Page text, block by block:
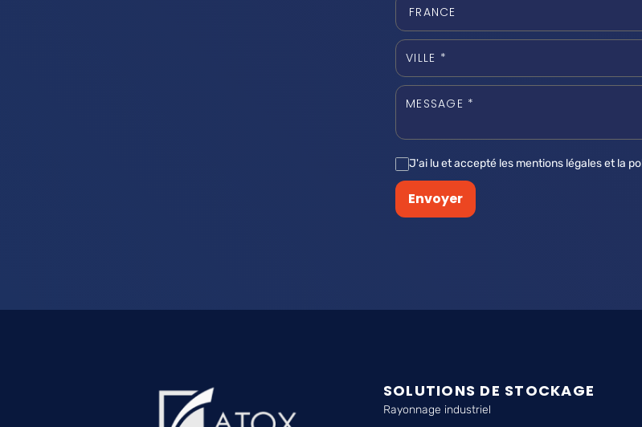
J'ai lu et accepté les mentions légales et la
Envoyer
SOLUTIONS DE STOCKAGE
Rayonnage industriel